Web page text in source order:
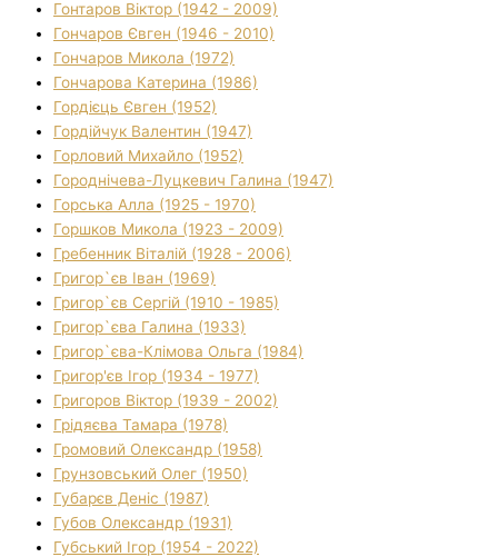
Гонтаров Віктор (1942 - 2009)
Гончаров Євген (1946 - 2010)
Гончаров Микола (1972)
Гончарова Катерина (1986)
Гордієць Євген (1952)
Гордійчук Валентин (1947)
Горловий Михайло (1952)
Городнічева-Луцкевич Галина (1947)
Горська Алла (1925 - 1970)
Горшков Микола (1923 - 2009)
Гребенник Віталій (1928 - 2006)
Григор`єв Іван (1969)
Григор`єв Сергій (1910 - 1985)
Григор`єва Галина (1933)
Григор`єва-Клімова Ольга (1984)
Григор'єв Ігор (1934 - 1977)
Григоров Віктор (1939 - 2002)
Грідяєва Тамара (1978)
Громовий Олександр (1958)
Грунзовський Олег (1950)
Губарєв Деніс (1987)
Губов Олександр (1931)
Губський Ігор (1954 - 2022)